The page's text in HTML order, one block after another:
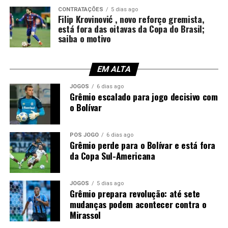
estilos de jogo e adquiriu maior versatilidade, fator que
pode facilitar sua adaptação ao futebol brasileiro.
Você precisa ver também:
fora do Z-4
Disputa por espaço no elenco gremista
Com a chegada de Krovinović, o mister Luís Castro passa
a contar com mais uma alternativa para o setor de
armação. No entanto, o meia precisará conquistar seu
espaço diariamente nos treinamentos e disputar posição
com os demais jogadores da função.
Dessa maneira, a tendência é que a concorrência interna
aumente e eleve o nível de competitividade do elenco.
Consequentemente, o Grêmio pode ganhar mais
qualidade e opções para diferentes cenários de jogo.
CONTRATAÇÕES 5 dias ago
Filip Krovinović , novo reforço gremista,
está fora das oitavas da Copa do Brasil;
saiba o motivo
EM ALTA
JOGOS 6 dias ago
Grêmio escalado para jogo decisivo com
o Bolívar
PÓS JOGO 6 dias ago
Grêmio perde para o Bolívar e está fora
da Copa Sul-Americana
JOGOS 5 dias ago
Grêmio prepara revolução: até sete
mudanças podem acontecer contra o
Mirassol